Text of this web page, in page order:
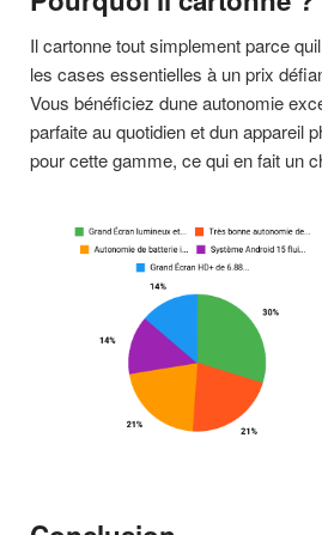
Il cartonne tout simplement parce
les cases essentielles à un prix
Vous bénéficiez dune autonomie
parfaite au quotidien et dun appareil
pour cette gamme, ce qui en fait un